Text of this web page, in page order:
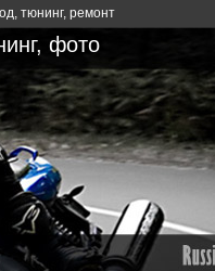
,тюнинг,ремонт
фото